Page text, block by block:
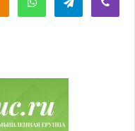
электронную почту